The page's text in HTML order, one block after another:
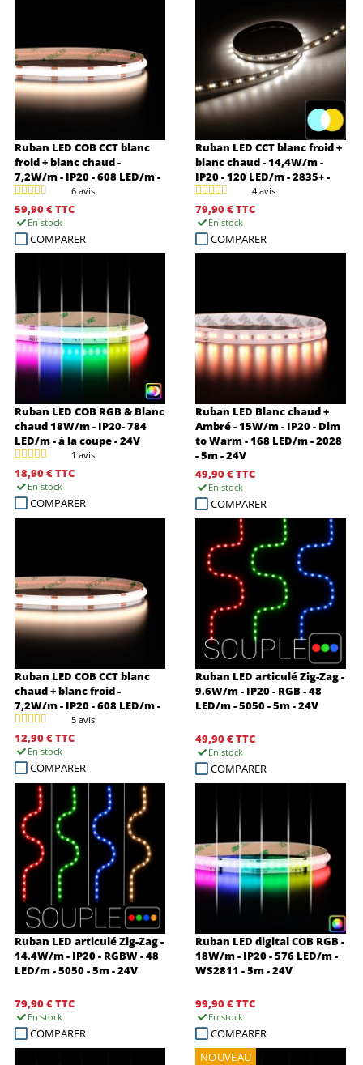
Ruban LED COB CCT blanc
froid + blanc chaud -
7,2W/m - IP20 - 608 LED/m -
5m - 24V
6 avis
59,90 €TTC
En stock
COMPARER
Ruban LED CCT blanc froid +
blanc chaud - 14,4W/m -
IP20 - 120 LED/m - 2835+ -
5m - 24V
4 avis
79,90 €TTC
En stock
COMPARER
Ruban LED COB RGB & Blanc
chaud 18W/m - IP20- 784
LED/m - à la coupe - 24V
1 avis
18,90 €TTC
En stock
COMPARER
Ruban LED Blanc chaud +
Ambré - 15W/m - IP20 - Dim
to Warm - 168 LED/m - 2028
- 5m - 24V
49,90 €TTC
En stock
COMPARER
Ruban LED COB CCT blanc
chaud + blanc froid -
7,2W/m - IP20 - 608 LED/m -
à la coupe - 24V
5 avis
12,90 €TTC
En stock
COMPARER
Ruban LED articulé Zig-Zag -
9.6W/m - IP20 - RGB - 48
LED/m - 5050 - 5m - 24V
49,90 €TTC
En stock
COMPARER
Ruban LED articulé Zig-Zag -
14.4W/m - IP20 - RGBW - 48
LED/m - 5050 - 5m - 24V
79,90 €TTC
En stock
COMPARER
Ruban LED digital COB RGB -
18W/m - IP20 - 576 LED/m -
WS2811 - 5m - 24V
99,90 €TTC
En stock
COMPARER
NOUVEAU